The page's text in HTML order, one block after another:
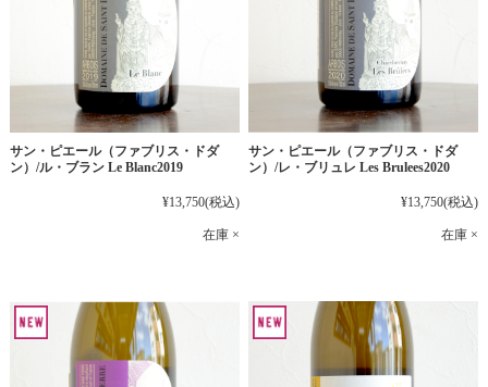
サン・ピエール（ファブリス・ドダ
ン）/ル・ブラン Le Blanc2019
¥13,750(税込)
在庫 ×
サン・ピエール（ファブリス・ドダ
ン）/レ・ブリュレ Les Brulees2020
¥13,750(税込)
在庫 ×